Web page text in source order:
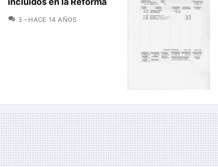
3 COMENTARIOS
HACE 14 AÑOS